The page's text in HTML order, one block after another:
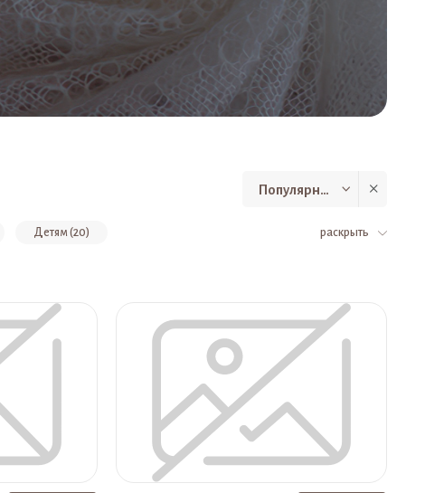
Популярные
раскрыть
Детям (20)
Носки мужские , цвет серый (6)
пуховый ажурный, цвет черный (5)
Пряжа (5)
цвет серый (4) Платок пуховый, цвет голубой (4)
серый (4) Шапка женская, цвет черный (4)